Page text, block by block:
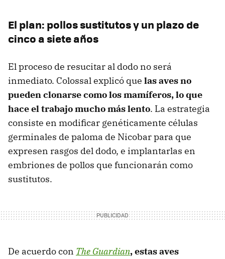
El plan: pollos sustitutos y un plazo de
cinco a siete años
El proceso de resucitar al dodo no será
inmediato. Colossal explicó que las aves no
pueden clonarse como los mamíferos, lo que
hace el trabajo mucho más lento. La estrategia
consiste en modificar genéticamente células
germinales de paloma de Nicobar para que
expresen rasgos del dodo, e implantarlas en
embriones de pollos que funcionarán como
sustitutos.
De acuerdo con The Guardian, estas aves